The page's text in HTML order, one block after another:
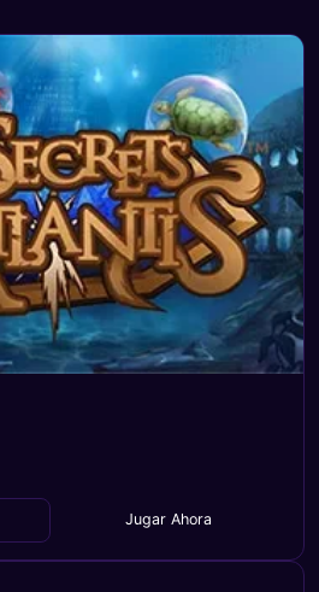
Jugar Ahora